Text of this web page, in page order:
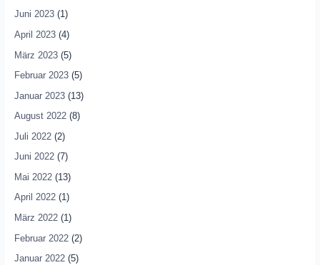
Juni 2023(1)
April 2023(4)
März 2023(5)
Februar 2023(5)
Januar 2023(13)
August 2022(8)
Juli 2022(2)
Juni 2022(7)
Mai 2022(13)
April 2022(1)
März 2022(1)
Februar 2022(2)
Januar 2022(5)